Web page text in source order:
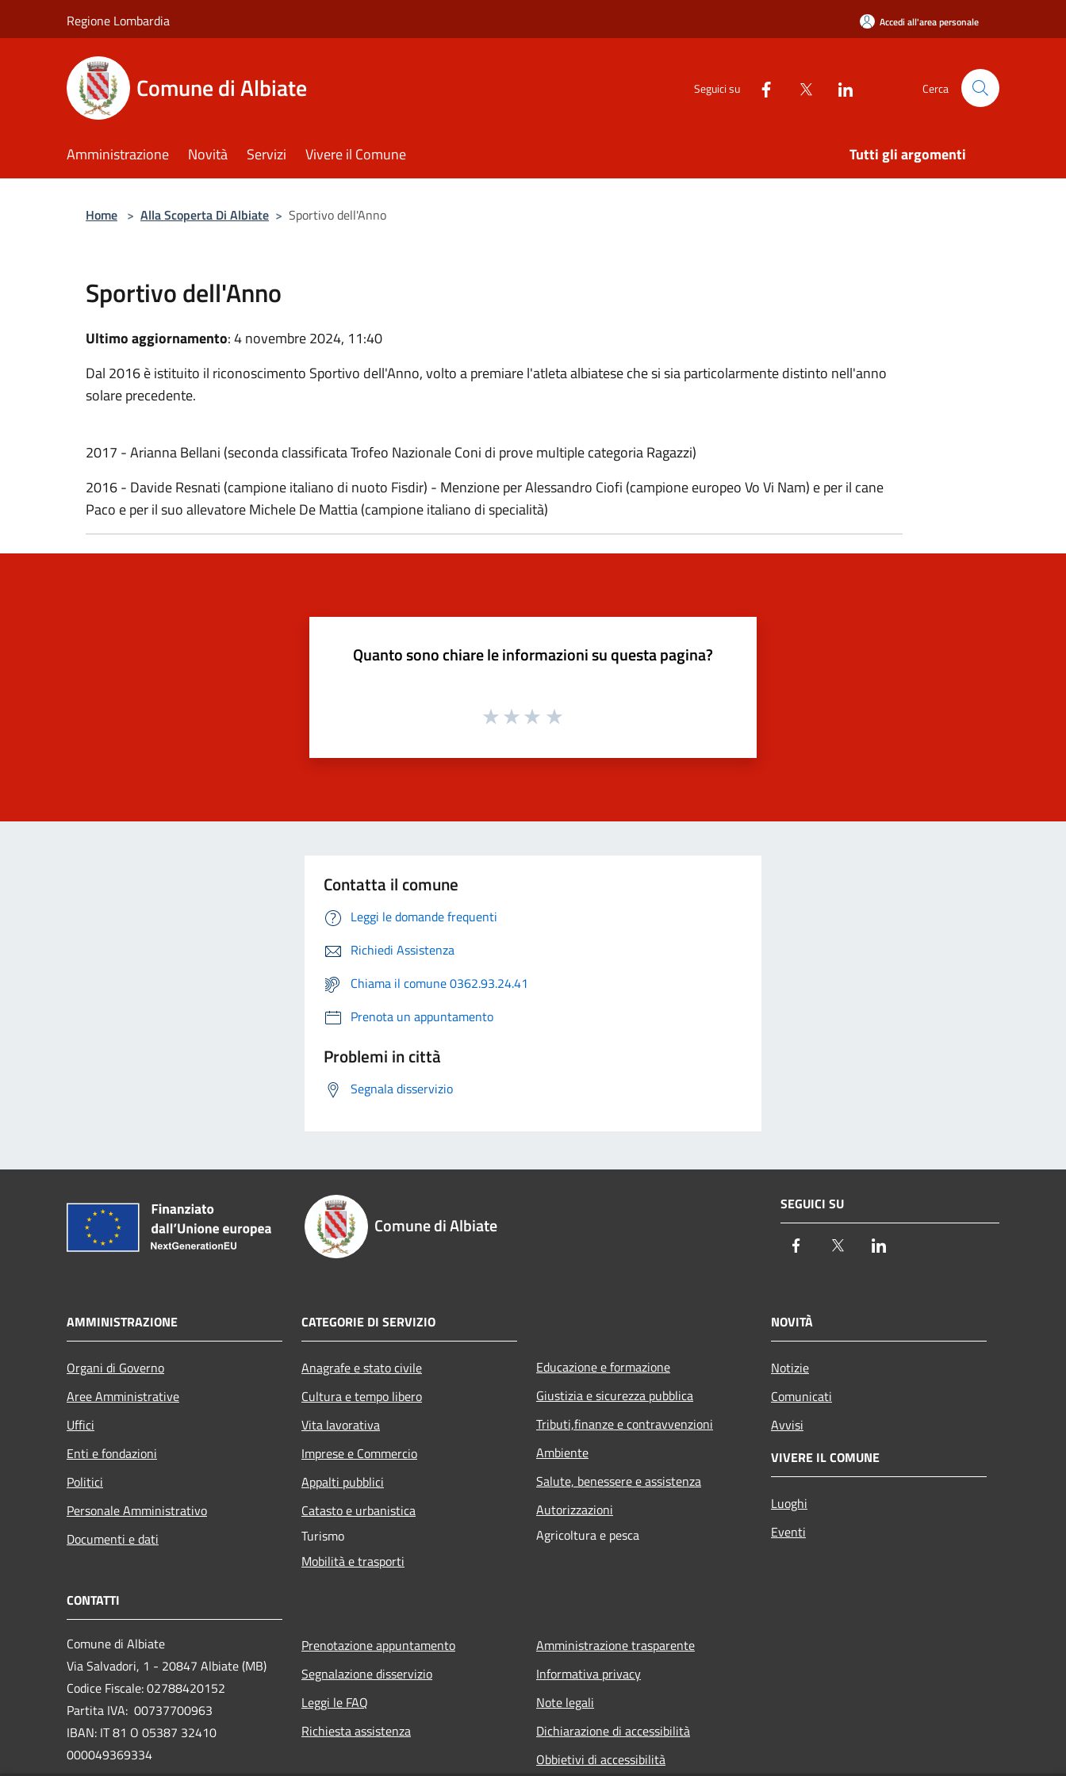
Regione Lombardia Accedi all'area personale
Comune di Albiate Seguici su Cerca
Amministrazione Novità Servizi Vivere il Comune Tutti gli argomenti
Home > Alla Scoperta Di Albiate > Sportivo dell'Anno
Sportivo dell'Anno
Ultimo aggiornamento: 4 novembre 2024, 11:40
Dal 2016 è istituito il riconoscimento Sportivo dell'Anno, volto a premiare l'atleta albiatese che si sia particolarmente distinto nell'anno
solare precedente.
2017 - Arianna Bellani (seconda classificata Trofeo Nazionale Coni di prove multiple categoria Ragazzi)
2016 - Davide Resnati (campione italiano di nuoto Fisdir) - Menzione per Alessandro Ciofi (campione europeo Vo Vi Nam) e per il cane
Paco e per il suo allevatore Michele De Mattia (campione italiano di specialità)
Quanto sono chiare le informazioni su questa pagina?
Contatta il comune
Leggi le domande frequenti
Richiedi Assistenza
Chiama il comune 0362.93.24.41
Prenota un appuntamento
Problemi in città
Segnala disservizio
Comune di Albiate
SEGUICI SU
Facebook Twitter
AMMINISTRAZIONE
Organi di Governo
Aree Amministrative
Uffici
Enti e fondazioni
Politici
Personale Amministrativo
Documenti e dati
CATEGORIE DI SERVIZIO
Anagrafe e stato civile
Cultura e tempo libero
Vita lavorativa
Imprese e Commercio
Appalti pubblici
Catasto e urbanistica
Turismo
Mobilità e trasporti
Educazione e formazione
Giustizia e sicurezza pubblica
Tributi,finanze e contravvenzioni
Ambiente
Salute, benessere e assistenza
Autorizzazioni
Agricoltura e pesca
NOVITÀ
Notizie
Comunicati
Avvisi
VIVERE IL COMUNE
Luoghi
Eventi
CONTATTI
Comune di Albiate
Via Salvadori, 1 - 20847 Albiate (MB)
Codice Fiscale: 02788420152
Partita IVA: 00737700963
IBAN: IT 81 O 05387 32410
000049369334
Prenotazione appuntamento
Segnalazione disservizio
Leggi le FAQ
Richiesta assistenza
Amministrazione trasparente
Informativa privacy
Note legali
Dichiarazione di accessibilità
Obbietivi di accessibilità